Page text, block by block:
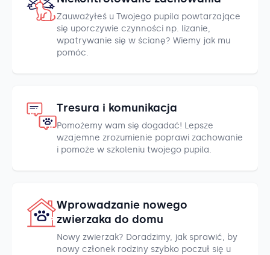
Zauważyłeś u Twojego pupila powtarzające
się uporczywie czynności np. lizanie,
wpatrywanie się w ścianę? Wiemy jak mu
pomóc.
Tresura i komunikacja
Pomożemy wam się dogadać! Lepsze
wzajemne zrozumienie poprawi zachowanie
i pomoże w szkoleniu twojego pupila.
Wprowadzanie nowego
zwierzaka do domu
Nowy zwierzak? Doradzimy, jak sprawić, by
nowy członek rodziny szybko poczuł się u